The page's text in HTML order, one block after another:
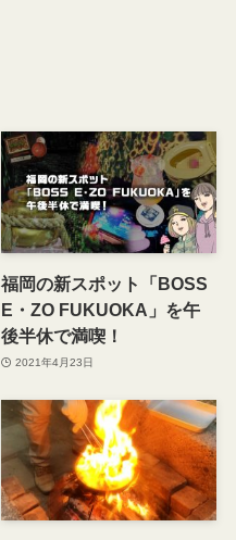
福岡の新スポット「BOSS
E・ZO FUKUOKA」を午
後半休で満喫！
2021年4月23日